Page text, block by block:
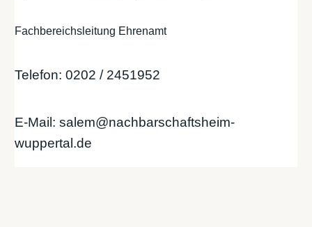
Fachbereichsleitung Ehrenamt
Telefon: 0202 / 2451952
E-Mail: salem@nachbarschaftsheim-
wuppertal.de